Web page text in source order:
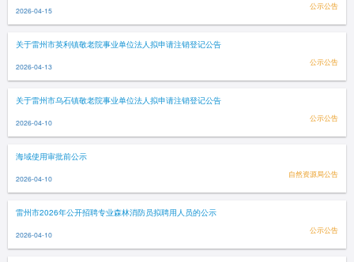
2026-04-15 公示公告
关于雷州市英利镇敬老院事业单位法人拟申请注销登记公告
2026-04-13 公示公告
关于雷州市乌石镇敬老院事业单位法人拟申请注销登记公告
2026-04-10 公示公告
海域使用审批前公示
2026-04-10 自然资源局公告
雷州市2026年公开招聘专业森林消防员拟聘用人员的公示
2026-04-10 公示公告